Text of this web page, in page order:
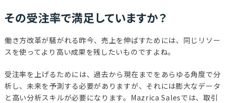
その受注率で満足していますか？
働き方改革が騒がれる昨今、売上を伸ばすためには、同じリソー
スを使ってより高い成果を残したいものですよね。
受注率を上げるためには、過去から現在までをあらゆる角度で分
析し、未来を予測する必要がありますが、それには膨大なデータ
と高い分析スキルが必要になります。Mazrica Salesでは、取引